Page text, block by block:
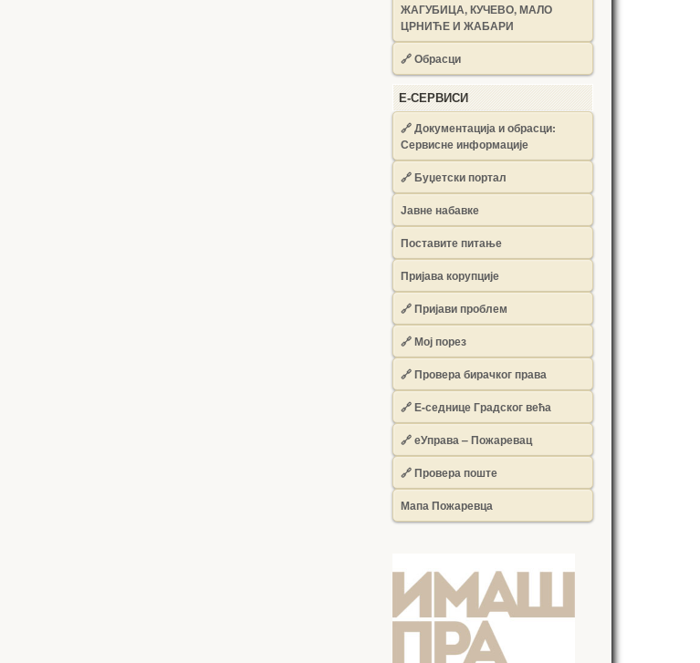
ЖАГУБИЦА, КУЧЕВО, МАЛО
ЦРНИЋЕ И ЖАБАРИ
🔗Обрасци
Е-СЕРВИСИ
🔗 Документација и обрасци:
Сервисне информације
🔗 Буџетски портал
Јавне набавке
Поставите питање
Пријава корупције
🔗 Пријави проблем
🔗 Мој порез
🔗 Провера бирачког права
🔗 Е-седнице Градског већа
🔗 еУправа – Пожаревац
🔗 Провера поште
Мапа Пожаревца